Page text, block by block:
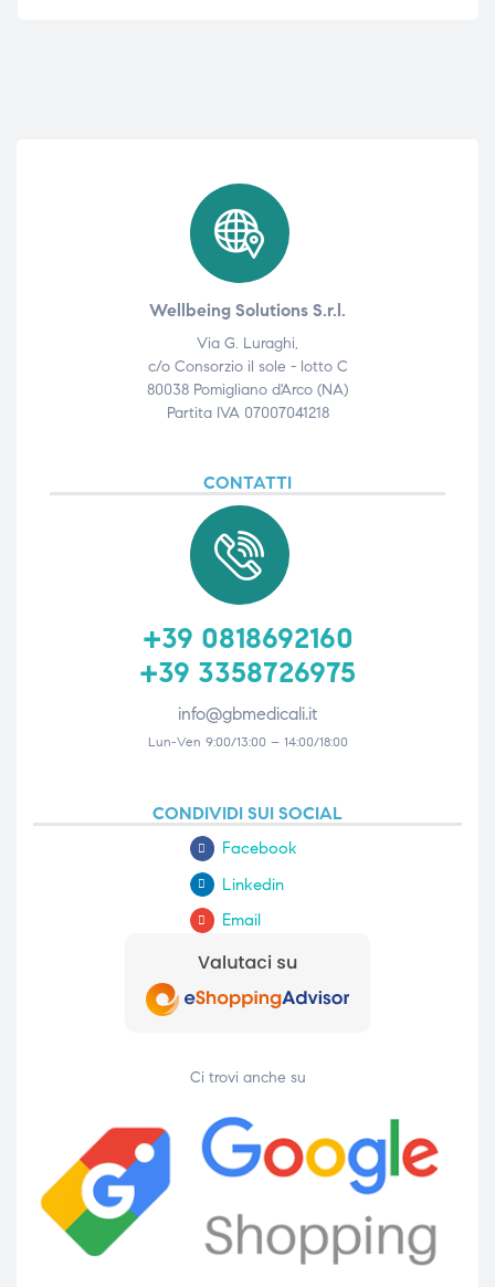
Wellbeing Solutions S.r.l.
Via G. Luraghi,
c/o Consorzio il sole - lotto C
80038 Pomigliano d'Arco (NA)
Partita IVA 07007041218
CONTATTI
+39 0818692160
+39 3358726975
info@gbmedicali.it
Lun-Ven 9:00/13:00 – 14:00/18:00
CONDIVIDI SUI SOCIAL
Facebook
Linkedin
Email
Ci trovi anche su